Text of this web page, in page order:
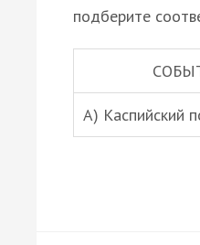
подберите
A) Каспийский